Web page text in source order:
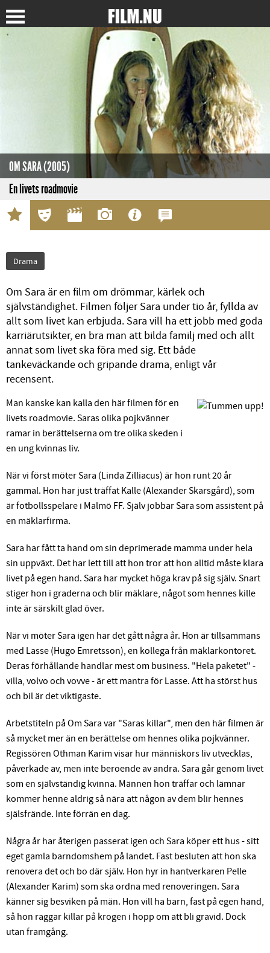
OM SARA (2005)
En livets roadmovie
Drama
Om Sara är en film om drömmar, kärlek och
självständighet. Filmen följer Sara under tio år, fyllda av
allt som livet kan erbjuda. Sara vill ha ett jobb med goda
karriärutsikter, en bra man att bilda familj med och allt
annat som livet ska föra med sig. Ett både
tankeväckande och gripande drama, enligt vår
recensent.
Man kanske kan kalla den här filmen för en
livets roadmovie. Saras olika pojkvänner
ramar in berättelserna om tre olika skeden i
en ung kvinnas liv.
När vi först möter Sara (Linda Zilliacus) är hon runt 20 år
gammal. Hon har just träffat Kalle (Alexander Skarsgård), som
är fotbollsspelare i Malmö FF. Själv jobbar Sara som assistent på
en mäklarfirma.
Sara har fått ta hand om sin deprimerade mamma under hela
sin uppväxt. Det har lett till att hon tror att hon alltid måste klara
livet på egen hand. Sara har mycket höga krav på sig själv. Snart
stiger hon i graderna och blir mäklare, något som hennes kille
inte är särskilt glad över.
När vi möter Sara igen har det gått några år. Hon är tillsammans
med Lasse (Hugo Emretsson), en kollega från mäklarkontoret.
Deras förhållande handlar mest om business. "Hela paketet" -
villa, volvo och vovve - är ett mantra för Lasse. Att ha störst hus
och bil är det viktigaste.
Arbetstiteln på Om Sara var "Saras killar", men den här filmen är
så mycket mer än en berättelse om hennes olika pojkvänner.
Regissören Othman Karim visar hur människors liv utvecklas,
påverkade av, men inte beroende av andra. Sara går genom livet
som en självständig kvinna. Männen hon träffar och lämnar
kommer henne aldrig så nära att någon av dem blir hennes
själsfrände. Inte förrän en dag.
Några år har återigen passerat igen och Sara köper ett hus - sitt
eget gamla barndomshem på landet. Fast besluten att hon ska
renovera det och bo där själv. Hon hyr in hantverkaren Pelle
(Alexander Karim) som ska ordna med renoveringen. Sara
känner sig besviken på män. Hon vill ha barn, fast på egen hand,
så hon raggar killar på krogen i hopp om att bli gravid. Dock
utan framgång.